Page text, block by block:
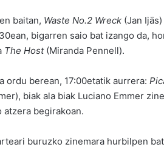
baitan, Waste No.2 Wreck (Jan
bigarren saio bat izango da,
The Host(Miranda Pennell).
ordu berean, 17:00etatik aurrera:
biak ala biak Luciano Emmer
atzera begirakoan.
buruzko zinemara hurbilpen